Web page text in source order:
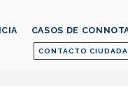
CONTACTO
CASOS DE